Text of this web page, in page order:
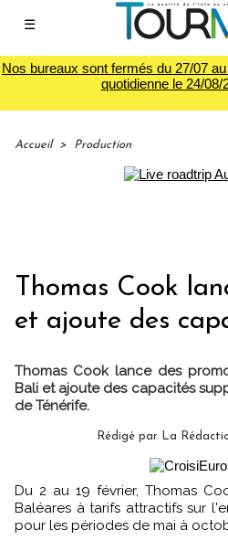
☰
Nos bureaux sont fermés du 27/07
quotidienne le 24/08/
Accueil > Production
Thomas Cook
et ajoute des
Thomas Cook lance des
Bali et ajoute des capacités
de Ténérife.
Rédigé par La
Du 2 au 19 février, Thomas Cook lance des séjours aux
Baléares à tarifs attractifs sur
pour les périodes de mai à